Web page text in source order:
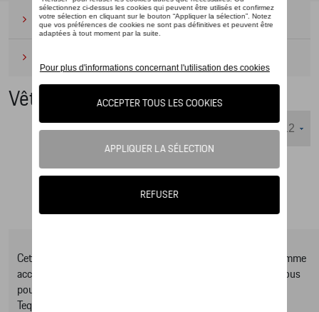
Camping(2)
Vêtements
Nombre d'éléments affichés :
Cet online shop vous présente une sélection d’articles de la gamme
accessoires Tequipment, pour découvrir la gamme complète vous
pouvez consulter notre Moteur de recherche d’accessoires
Tequipment.